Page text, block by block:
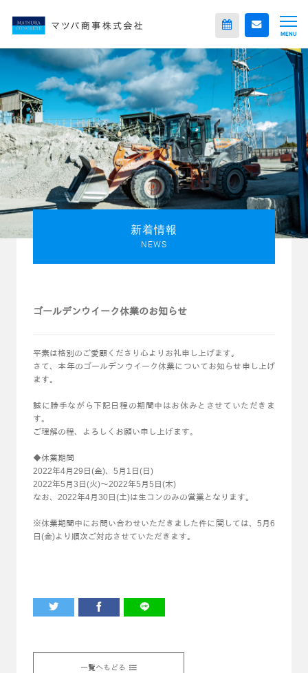
MENU
新着情報
NEWS
ゴールデンウイーク休業のお知らせ
平素は格別のご愛顧くださり心よりお礼申し上げます。
さて、本年のゴールデンウイーク休業についてお知らせ申し上げ
ます。
誠に勝手ながら下記日程の期間中はお休みとさせていただきま
す。
ご理解の程、よろしくお願い申し上げます。
◆休業期間
2022年4月29日(金)、5月1日(日)
2022年5月3日(火)～2022年5月5日(木)
なお、2022年4月30日(土)は生コンのみの営業となります。
※休業期間中にお問い合わせいただきました件に関しては、5月6
日(金)より順次ご対応させていただきます。
一覧へもどる